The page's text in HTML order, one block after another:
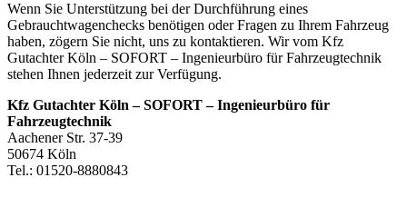
Wenn Sie Unterstützung bei der Durchführung eines
Gebrauchtwagenchecks benötigen oder Fragen zu Ihrem Fahrzeug
haben, zögern Sie nicht, uns zu kontaktieren. Wir vom Kfz
Gutachter Köln – SOFORT – Ingenieurbüro für Fahrzeugtechnik
stehen Ihnen jederzeit zur Verfügung.
Kfz Gutachter Köln – SOFORT – Ingenieurbüro für
Fahrzeugtechnik
Aachener Str. 37-39
50674 Köln
Tel.: 01520-8880843